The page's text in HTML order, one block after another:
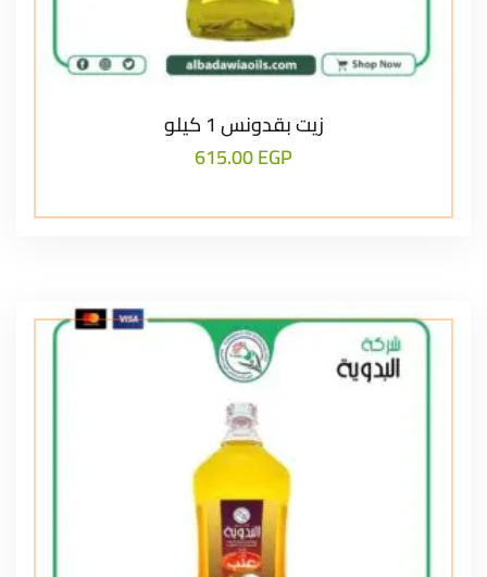
زيت بقدونس 1 كيلو
615.00EGP